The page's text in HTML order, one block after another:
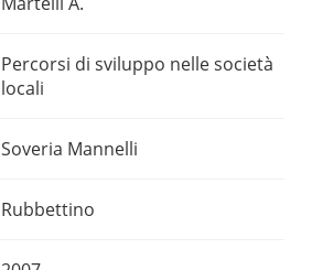
Percorsi di sviluppo nelle società
locali
Soveria Mannelli
Rubbettino